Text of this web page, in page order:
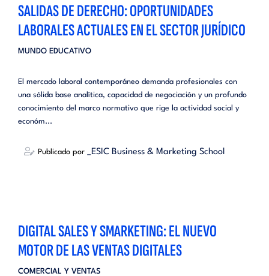
SALIDAS DE DERECHO: OPORTUNIDADES
LABORALES ACTUALES EN EL SECTOR JURÍDICO
MUNDO EDUCATIVO
El mercado laboral contemporáneo demanda profesionales con
una sólida base analítica, capacidad de negociación y un profundo
conocimiento del marco normativo que rige la actividad social y
económ...
Publicado por _ESIC Business & Marketing School
DIGITAL SALES Y SMARKETING: EL NUEVO
MOTOR DE LAS VENTAS DIGITALES
COMERCIAL Y VENTAS